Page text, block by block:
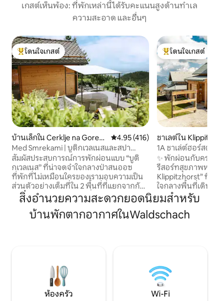
เกสต์เห็นพ้อง: ที่พักเหล่านี้ได้รับคะแนนสูงด้านทำเล
ความสะอาด และอื่นๆ
โดนใจเกสต์ที่สุด
โดนใจเกสต์
บ้านเล็กใน Cerklje na Gorenj
skem
คะแนนเฉลี่ย 4.95 จาก 5, 416 รีวิว
4.95 (416)
Med Smrekami | บูติกเวลเนสและสปา
สำหรับพักผ่อน
สัมผัสประสบการณ์การพักผ่อนแบบ “บูติ
กเวลเนส” ที่น่าจดจำใจกลางป่าสนออซ
ที่พักที่ไม่เหมือนใครของเรามอบความเป็น
ส่วนตัวอย่างเต็มที่ใน 2 พื้นที่ที่แยกจากกัน:
คอทเทจไม้สุดโรแมนติกที่มีวิวพาโนรามา
เก้าอี้นวดระดับพรีเมียม และโปรเจคเตอร์
ภาพยนตร์ในเตียง และห้องนั่งเล่นที่มีซาว
ภูเขา ยินดีต้อนรับสู่สวรรค์ส่วนตัว! รหัส
RNO: 108171
โดนใจเกสต์ที่สุด
โดนใจเกสต์
ชาเลต์ใน
1A ชาเล่ต์ฮอร์สต์ -
✨ พักผ่อนกับครอ
รีสอร์ทสุขภาพหรู
Klippitzhorst” ที่ค
ใจกลางพื้นที่เดินป่
🧖‍♂️ จุดเด่นคือซาว
กระจกที่มองเห็นวิวสวยงาม
เส้นทางเดินป่าม
คุณภาพสูงช่วยให้
สบายอย่างเหมาะ
สิ่งอำนวยความสะดวกยอดนิยมสำหรับ
บ้านพักตากอากาศในWaldschach
ห้องครัว Wi-Fi